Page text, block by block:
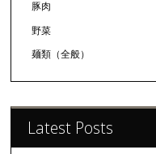
豚肉
野菜
麺類（全般）
Latest Posts